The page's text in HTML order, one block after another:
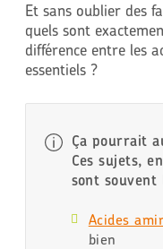
Et sans oublier des
quels sont
différence entre les
essentiels ?
Ça pourrait
Ces sujets,
sont
Acides
bien